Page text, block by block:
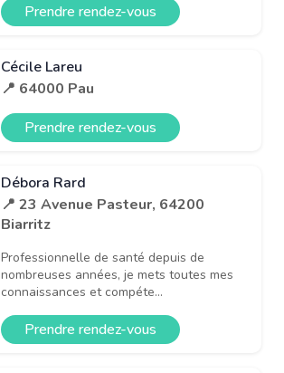
Prendre rendez-vous
Cécile Lareu
📍 64000 Pau
Prendre rendez-vous
Débora Rard
📍 23 Avenue Pasteur, 64200
Biarritz
Professionnelle de santé depuis de
nombreuses années, je mets toutes mes
connaissances et compéte...
Prendre rendez-vous